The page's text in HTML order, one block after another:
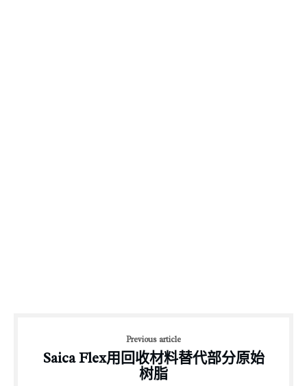
Previous article
Saica Flex用回收材料替代部分原始
树脂